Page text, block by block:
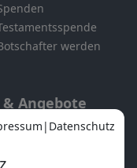
werden
& Angebote
App